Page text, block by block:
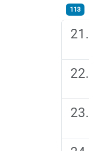
113